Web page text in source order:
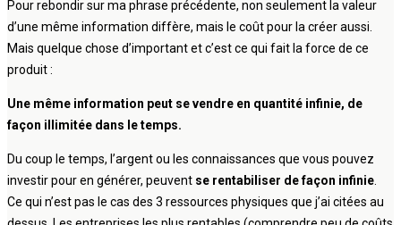
Pour rebondir sur ma phrase précédente, non seulement la valeur
d’une même information diffère, mais le coût pour la créer aussi.
Mais quelque chose d’important et c’est ce qui fait la force de ce
produit :
Une même information peut se vendre en quantité infinie, de
façon illimitée dans le temps.
Du coup le temps, l’argent ou les connaissances que vous pouvez
investir pour en générer, peuvent se rentabiliser de façon infinie
Ce qui n’est pas le cas des 3 ressources physiques que j’ai citées au